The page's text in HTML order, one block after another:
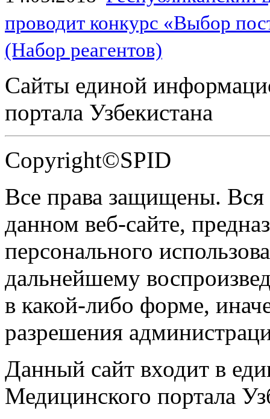
проводит конкурс «Выбор
(Набор реагентов)
Сайты единой
портала Узбекистана
Copyright©SPID
Все права защищены.
данном веб-сайте,
персонального
дальнейшему
в какой-либо форме,
разрешения
Данный сайт входит в
Медицинского портала